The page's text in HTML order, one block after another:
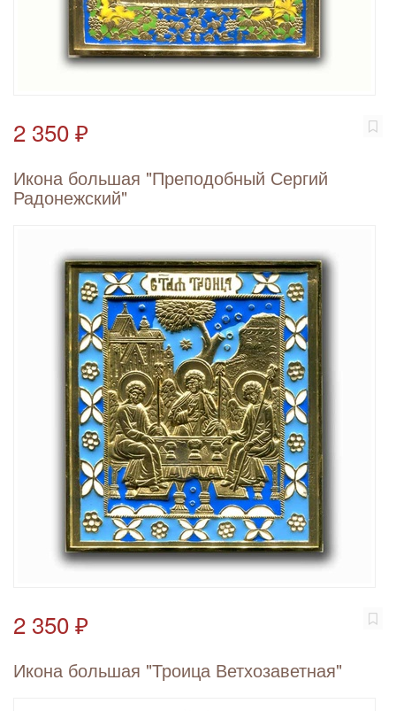
2 350 ₽
Икона большая "Преподобный Сергий
Радонежский"
2 350 ₽
Икона большая "Троица Ветхозаветная"